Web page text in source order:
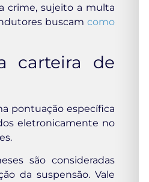
crime, sujeito a multa
buscam como
carteira de
pontuação específica
eletronicamente no
são consideradas
da suspensão. Vale